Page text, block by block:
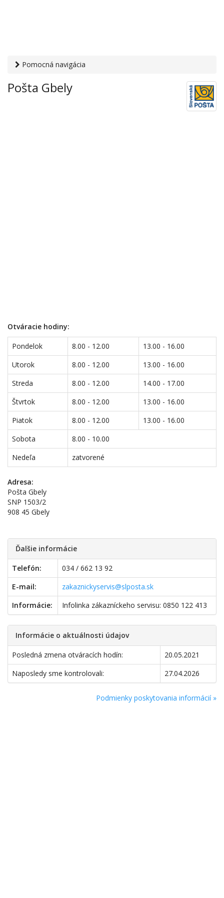
Pomocná navigácia
služby› Pošty› Pošta Gbely
Pošta Gbely
Otváracie hodiny:
Pondelok 8.00 - 12.00
13.00 - 16.00
Utorok
8.00 - 12.00
13.00 - 16.00
Streda
8.00 - 12.00
14.00 - 17.00
Štvrtok
8.00 - 12.00
13.00 - 16.00
Piatok
8.00 - 12.00
13.00 - 16.00
Sobota
8.00 - 10.00
Nedeľa
zatvorené
Adresa:
Pošta Gbely
SNP 1503/2
908 45 Gbely
Ďalšie informácie
Telefón:
034 / 662 13 92
E-mail:
zakaznickyservis@slposta.sk
Informácie:
Infolinka zákazníckeho servisu: 0850 122 413
Informácie o aktuálnosti údajov
Posledná zmena otváracích hodín:
20.05.2021
Naposledy sme kontrolovali:
27.04.2026
Podmienky poskytovania informácií »